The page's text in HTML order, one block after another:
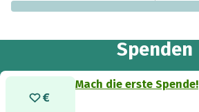
Spenden
Mach die erste Spende!